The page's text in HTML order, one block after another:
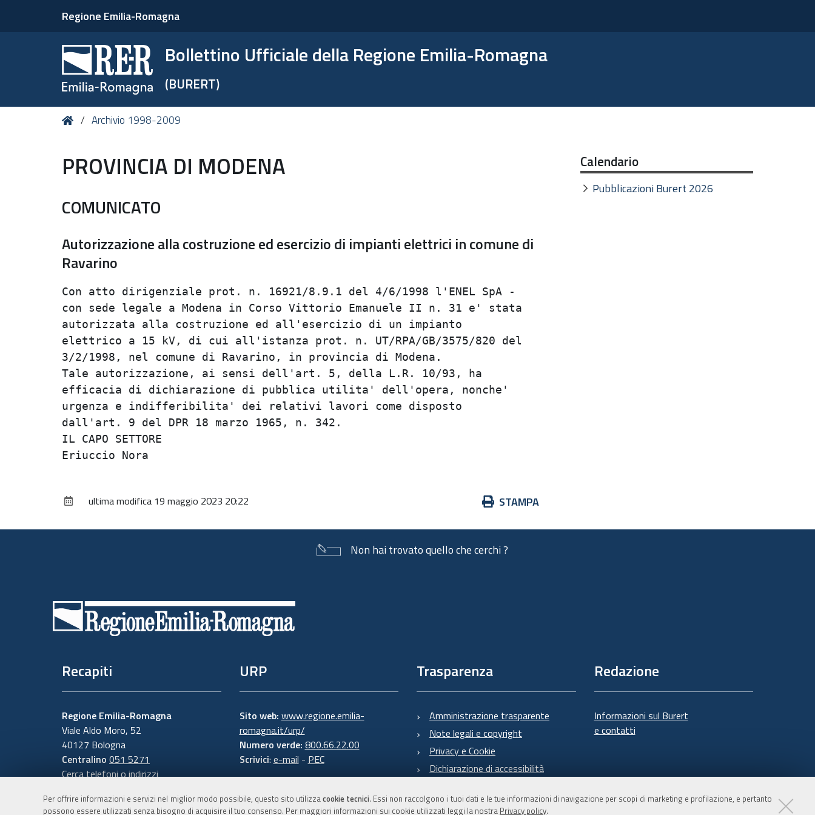
Per offrire informazioni e servizi nel miglior modo possibile, questo sito utilizzacookie tecnici. Essi non raccolgono i tuoi dati e le tue informazioni di navigazione per scopi di marketing e profilazione, e pertanto
possono essere utilizzati senza bisogno di acquisire il tuo consenso. Per maggiori informazioni sui cookie utilizzati leggi la nostra Privacy policy.
Regione Emilia-Romagna
Bollettino Ufficiale della Regione Emilia-Romagna
(BURERT)
Tu HomeArchivio 1998-2009
PROVINCIA DI MODENA
COMUNICATO
Autorizzazione alla costruzione ed esercizio di impianti elettrici in comune di
Ravarino
Con atto dirigenziale prot. n. 16921/8.9.1 del 4/6/1998 l'ENEL SpA -
con sede legale a Modena in Corso Vittorio Emanuele II n. 31 e' stata
autorizzata alla costruzione ed all'esercizio di un impianto
elettrico a 15 kV, di cui all'istanza prot. n. UT/RPA/GB/3575/820 del
3/2/1998, nel comune di Ravarino, in provincia di Modena.
Tale autorizzazione, ai sensi dell'art. 5, della L.R. 10/93, ha
efficacia di dichiarazione di pubblica utilita' dell'opera, nonche'
urgenza e indifferibilita' dei relativi lavori come disposto
dall'art. 9 del DPR 18 marzo 1965, n. 342.
IL CAPO SETTORE
Azioni
documento
STAMPA
ultima modifica 19 maggio 2023 20:22
Calendario
Pubblicazioni Burert 2026
Non hai trovato quello che cerchi ?
Recapiti
Regione Emilia-Romagna
Viale Aldo Moro, 52
40127 Bologna
Centralino 051 5271
Cerca telefoni o indirizzi
URP
Sito web: www.regione.emilia-
romagna.it/urp/
Numero verde: 800.66.22.00
Scrivici: e-mail - PEC
Trasparenza
Amministrazione trasparente
Note legali e copyright
Privacy e Cookie
Dichiarazione di accessibilità
Redazione
Informazioni sul Burert
e contatti